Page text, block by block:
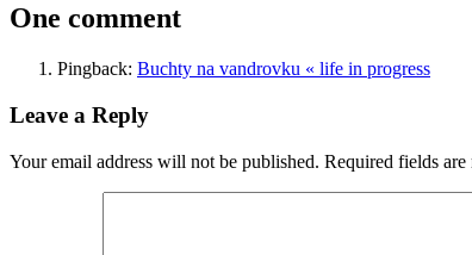
One comment
Pingback: Buchty na vandrovku « life in progress
Leave a Reply
Your email address will not be published. Required fields are